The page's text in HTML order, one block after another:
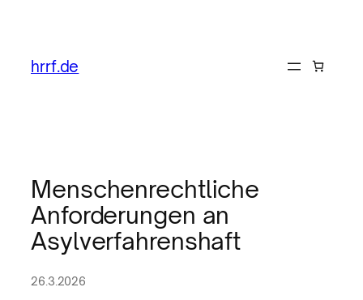
hrrf.de
Menschenrechtliche
Anforderungen an
Asylverfahrenshaft
26.3.2026